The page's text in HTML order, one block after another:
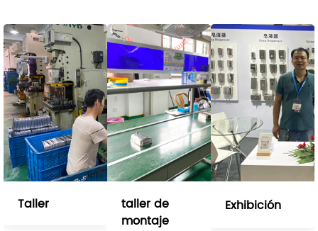
Taller
taller de
montaje
Exhibición